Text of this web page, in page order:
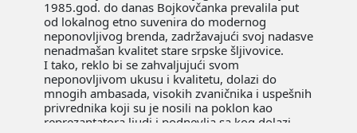
1985.god. do danas Bojkovčanka prevalila put
od lokalnog etno suvenira do modernog
neponovljivog brenda, zadržavajući svoj nadasve
nenadmašan kvalitet stare srpske šljivovice.
I tako, reklo bi se zahvaljujući svom
neponovljivom ukusu i kvalitetu, dolazi do
mnogih ambasada, visokih zvaničnika i uspešnih
privrednika koji su je nosili na poklon kao
reprezantatora ljudi i podnevlja sa kog dolazi.